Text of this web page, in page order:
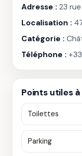
Adresse : 23
Localisation :
Catégorie :
Téléphone :
Points utiles
Toilettes
Parking